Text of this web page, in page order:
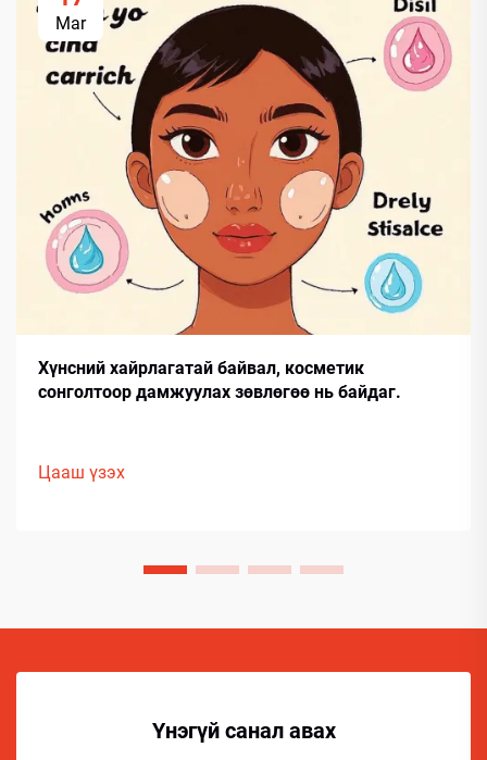
Mar
Хүнсний хайрлагатай байвал, косметик
сонголтоор дамжуулах зөвлөгөө нь байдаг.
Цааш үзэх
Үнэгүй санал авах